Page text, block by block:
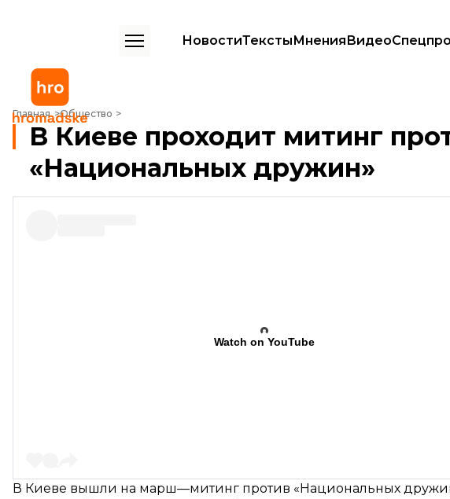
НовостиТекстыМненияВидео
Главная Общество
В Киеве проходит митинг против «Национальных дружин»
В Киеве проходит митинг
«Национальных дружин»
Watch on YouTube
В Киеве вышли на марш—митинг против «Национальных